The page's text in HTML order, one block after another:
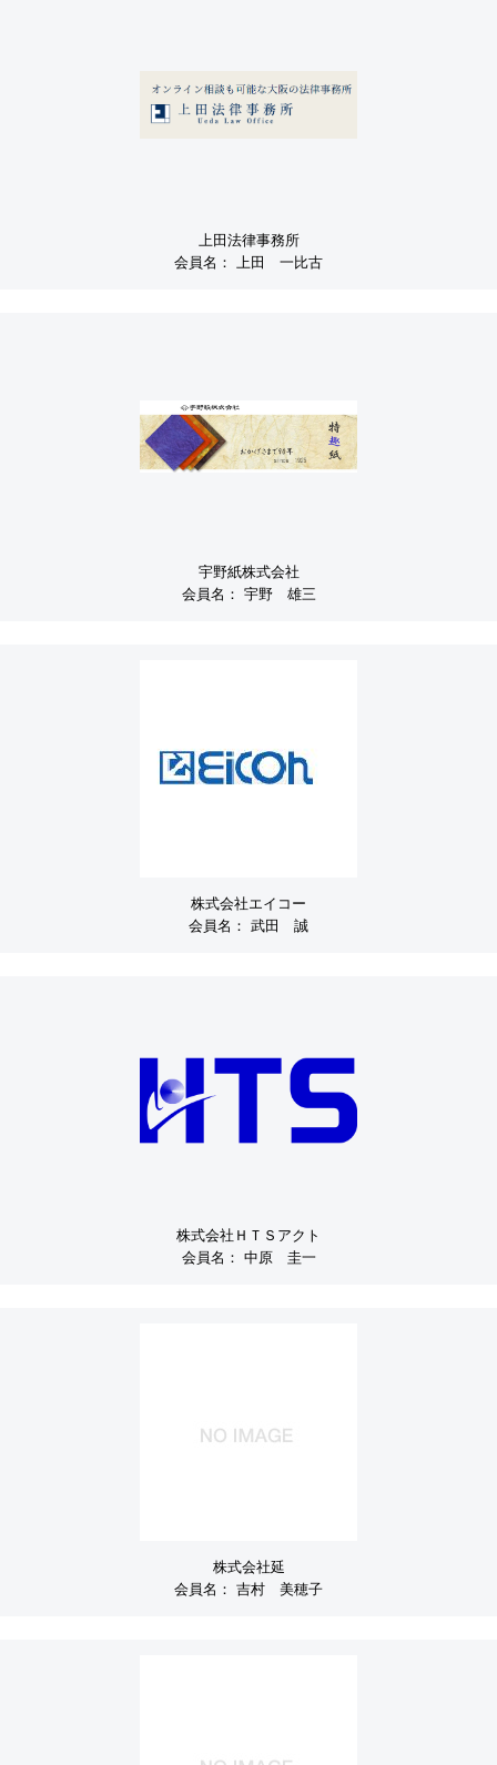
上田法律事務所
会員名：
上田 一比古
宇野紙株式会社
会員名： 宇野 雄三
株式会社エイコー
会員名： 武田 誠
株式会社ＨＴＳアクト
会員名： 中原 圭一
株式会社延
会員名： 吉村 美穂子